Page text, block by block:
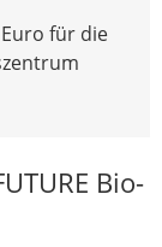
für die
Bio-